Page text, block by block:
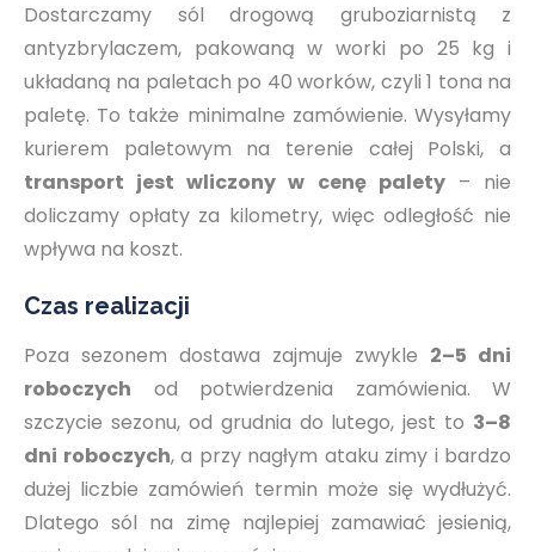
Dostarczamy sól drogową gruboziarnistą z
antyzbrylaczem, pakowaną w worki po 25 kg i
układaną na paletach po 40 worków, czyli 1 tona na
paletę. To także minimalne zamówienie. Wysyłamy
kurierem paletowym na terenie całej Polski, a
transport jest wliczony w cenę palety– nie
doliczamy opłaty za kilometry, więc odległość nie
wpływa na koszt.
Czas realizacji
Poza sezonem dostawa zajmuje zwykle 2–5 dni
roboczych od potwierdzenia zamówienia. W
szczycie sezonu, od grudnia do lutego, jest to 3–8
dni roboczych, a przy nagłym ataku zimy i bardzo
dużej liczbie zamówień termin może się wydłużyć.
Dlatego sól na zimę najlepiej zamawiać jesienią,